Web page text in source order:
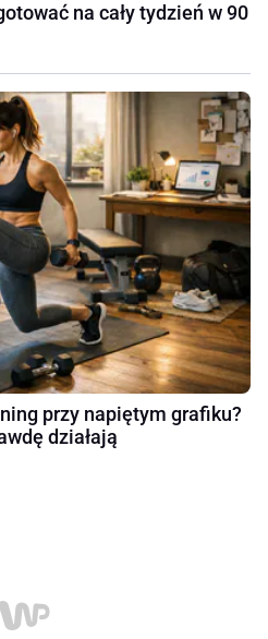
na cały tydzień w 90
przy napiętym grafiku?
działają